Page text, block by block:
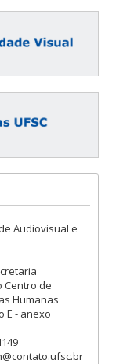
Audiovisual e
Centro de
Humanas
E - anexo